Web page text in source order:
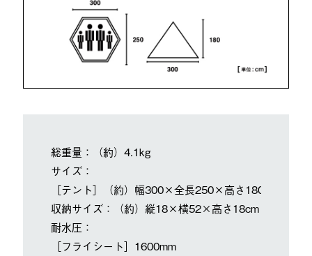
総重量：（約）4.1kg
サイズ：
［テント］（約）幅300×全長250×高さ180cm
収納サイズ：（約）縦18×横52×高さ18cm
耐水圧：
［フライシート］1600mm